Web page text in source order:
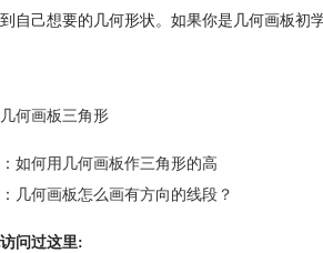
自己想要的几何形状。如果你是几何画板初
几何画板三角形
如何用几何画板作三角形的高
几何画板怎么画有方向的线段？
问过这里: